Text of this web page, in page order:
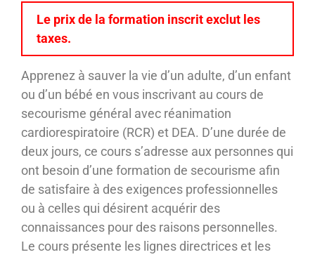
Le prix de la formation inscrit exclut les
taxes.
Apprenez à sauver la vie d’un adulte, d’un enfant
ou d’un bébé en vous inscrivant au cours de
secourisme général avec réanimation
cardiorespiratoire (RCR) et DEA. D’une durée de
deux jours, ce cours s’adresse aux personnes qui
ont besoin d’une formation de secourisme afin
de satisfaire à des exigences professionnelles
ou à celles qui désirent acquérir des
connaissances pour des raisons personnelles.
Le cours présente les lignes directrices et les